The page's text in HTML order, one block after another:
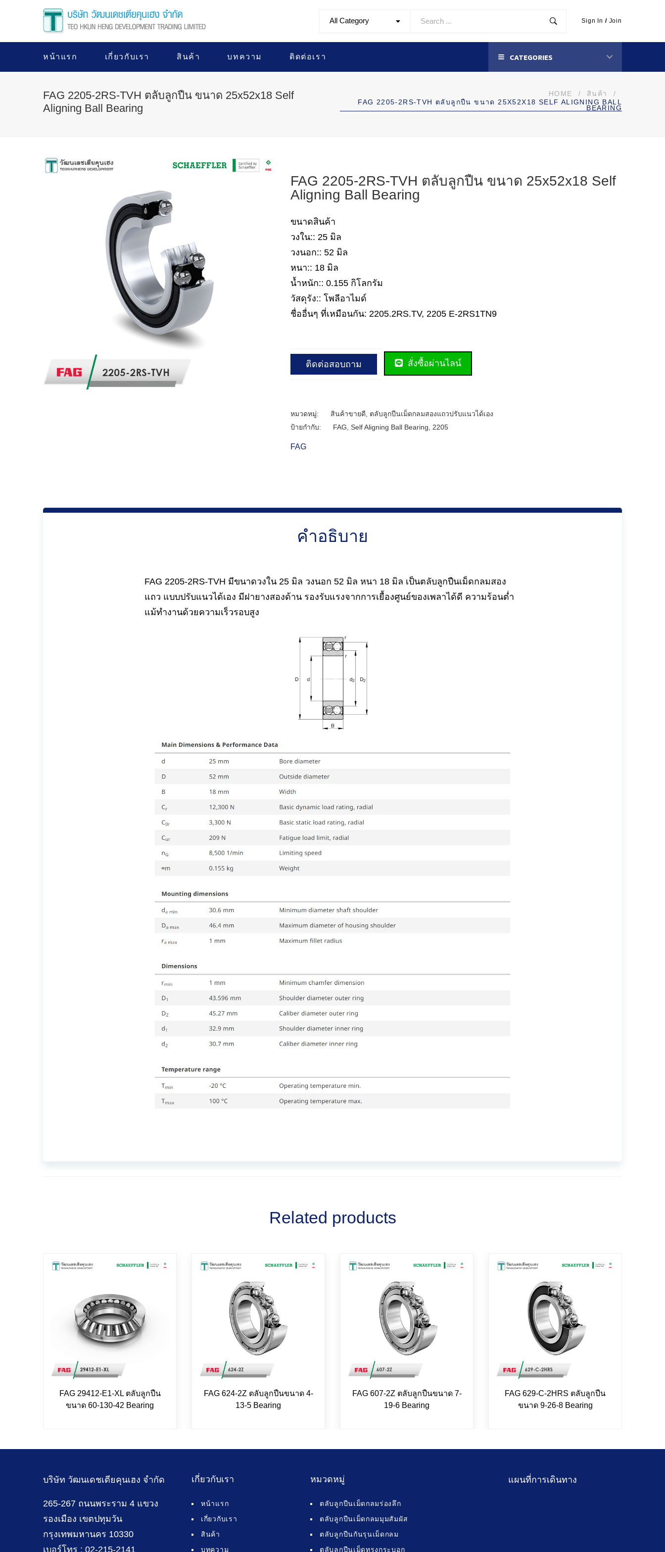
All Category Sign In / Join
หน้าแรก เกี่ยวกับเรา สินค้า บทความ ติดต่อเรา CATEGORIES
FAG 2205-2RS-TVH ตลับลูกปืน ขนาด 25x52x18 Self
Aligning Ball Bearing
HOME / สินค้า
/
FAG 2205-2RS-TVH ตลับลูกปืน ขนาด 25X52X18 SELF ALIGNING BALL
BEARING
FAG 2205-2RS-TVH ตลับลูกปืน ขนาด 25x52x18 Self
Aligning Ball Bearing
ขนาดสินค้า
วงใน:: 25 มิล
วงนอก:: 52 มิล
หนา:: 18 มิล
น้ำหนัก:: 0.155 กิโลกรัม
วัสดุรัง:: โพลีอาไมด์
ชื่ออื่นๆ ที่เหมือนกัน: 2205.2RS.TV, 2205 E-2RS1TN9
ติดต่อสอบถาม สั่งซื้อผ่านไลน์
หมวดหมู่: สินค้าขายดี
ตลับลูกปืนเม็ดกลมสองแถวปรับแนวได้เอง
ป้ายกำกับ:
FAG Self Aligning Ball Bearing 2205
FAG
คำอธิบาย
FAG 2205-2RS-TVH มีขนาดวงใน 25 มิล วงนอก 52 มิล หนา 18 มิล เป็นตลับลูกปืนเม็ดกลมสอง
แถว แบบปรับแนวได้เอง มีฝายางสองด้าน รองรับแรงจากการเยื้องศูนย์ของเพลาได้ดี ความร้อนต่ำ
แม้ทำงานด้วยความเร็วรอบสูง
Related products
FAG 29412-E1-XL ตลับลูกปืน
ขนาด 60-130-42 Bearing
FAG 624-2Z ตลับลูกปืนขนาด 4-
13-5 Bearing
FAG 607-2Z ตลับลูกปืนขนาด 7-
19-6 Bearing
FAG 629-C-2HRS ตลับลูกปืน
ขนาด 9-26-8 Bearing
บริษัท วัฒนเดชเตียคุนเฮง จำกัด
265-267 ถนนพระราม 4 แขวง
รองเมือง เขตปทุมวัน
กรุงเทพมหานคร 10330
เบอร์โทร : 02-215-2141
เกี่ยวกับเรา
หน้าแรก
เกี่ยวกับเรา
สินค้า
บทความ
หมวดหมู่
ตลับลูกปืนเม็ดกลมร่องลึก
ตลับลูกปืนเม็ดกลมมุมสัมผัส
ตลับลูกปืนกันรุนเม็ดกลม
ตลับลูกปืนเม็ดทรงกระบอก
แผนที่การเดินทาง